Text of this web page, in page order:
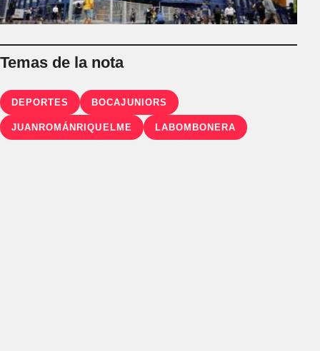
Temas de la nota
DEPORTES BOCAJUNIORS
JUANROMÁNRIQUELME LABOMBONERA